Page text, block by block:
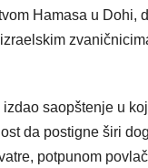
Hamasa u Dohi,
izdao saopštenje u
da postigne širi
potpunom